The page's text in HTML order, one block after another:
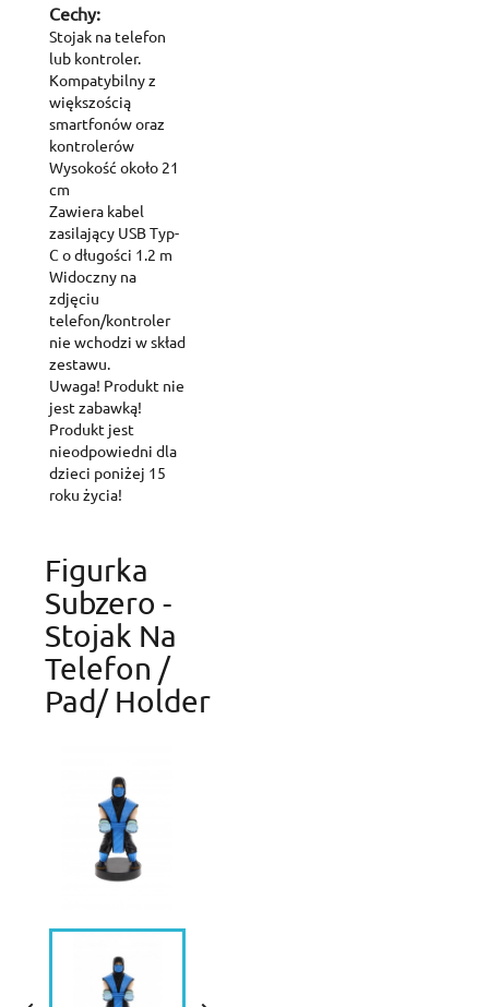
Create wishlist
Cechy:
Stojak na telefon
lub kontroler.
Kompatybilny z
większością
smartfonów oraz
kontrolerów
Wysokość około 21
cm
Zawiera kabel
zasilający USB Typ-
C o długości 1.2 m
Widoczny na
zdjęciu
telefon/kontroler
nie wchodzi w skład
zestawu.
Uwaga! Produkt nie
jest zabawką!
Produkt jest
nieodpowiedni dla
dzieci poniżej 15
roku życia!
Figurka
Subzero -
Stojak Na
Telefon /
Pad/ Holder